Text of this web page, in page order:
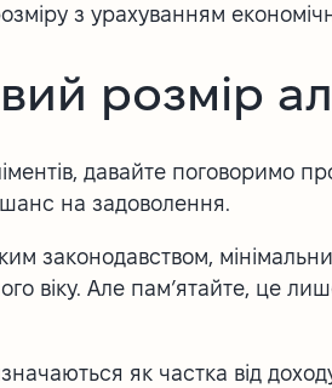
з урахуванням
розмір
давайте поговоримо
на задоволення.
законодавством,
віку. Але пам’ятайте, це
як частка від